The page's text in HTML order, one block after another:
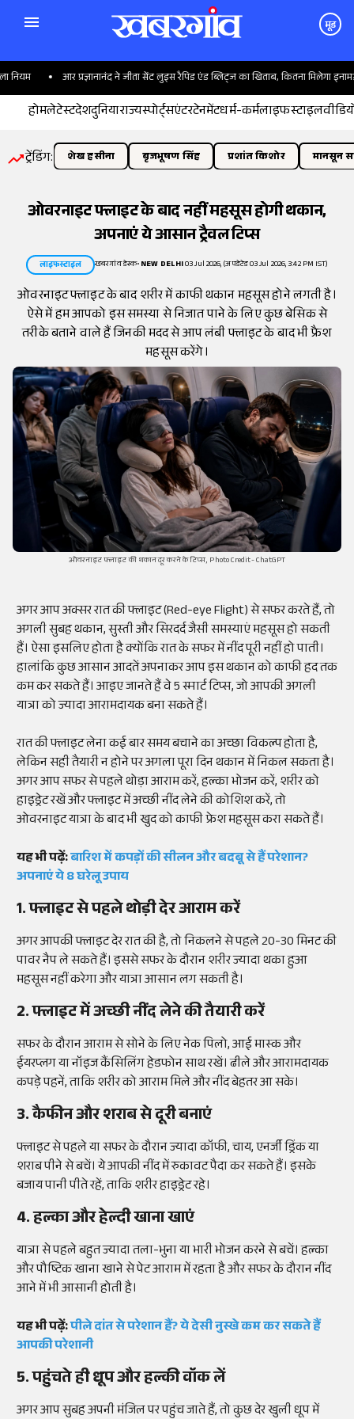
मूड
आर प्रज्ञानानंद ने जीता सेंट लुइस रैपिड एंड ब्लिट्ज का खिताब, कितना मिलेगा इनाम?
होमलेटेस्टदेशदुनियाराज्यस्पोर्ट्सएंटरटेनमेंटधर्म-कर्मलाइफस्टाइल
ट्रेंडिंग: शेख हसीना बृजभूषण सिंह प्रशांत किशोर मानसून
ओवरनाइट फ्लाइट के बाद नहीं महसूस होगी थकान,
अपनाएंं ये आसान ट्रैवल टिप्स
लाइफस्टाइल खबरगांव डेस्क•NEW DELHI03 Jul 2026, (अपडेटेड 03 Jul 2026, 3:42 PM IST)
ओवरनाइट फ्लाइट के बाद शरीर में काफी थकान महसूस होने लगती है।
ऐसे में हम आपको इस समस्या से निजात पाने के लिए कुछ बेसिक से
तरीके बताने वाले हैं जिनकी मदद से आप लंबी फ्लाइट के बाद भी फ्रैश
महसूस करेंगे।
ओवरनाइट फ्लाइट की थकान दूर करने के टिप्स, Photo Credit- ChatGPT
अगर आप अक्सर रात की फ्लाइट (Red-eye Flight) से सफर करते हैं, तो
अगली सुबह थकान, सुस्ती और सिरदर्द जैसी समस्याएं महसूस हो सकती
हैं। ऐसा इसलिए होता है क्योंकि रात के सफर में नींद पूरी नहीं हो पाती।
हालांकि कुछ आसान आदतें अपनाकर आप इस थकान को काफी हद तक
कम कर सकते हैं। आइए जानते हैं वे 5 स्मार्ट टिप्स, जो आपकी अगली
यात्रा को ज्यादा आरामदायक बना सकते हैं।
रात की फ्लाइट लेना कई बार समय बचाने का अच्छा विकल्प होता है,
लेकिन सही तैयारी न होने पर अगला पूरा दिन थकान में निकल सकता है।
अगर आप सफर से पहले थोड़ा आराम करें, हल्का भोजन करें, शरीर को
हाइड्रेट रखें और फ्लाइट में अच्छी नींद लेने की कोशिश करें, तो
ओवरनाइट यात्रा के बाद भी खुद को काफी फ्रेश महसूस करा सकते हैं।
यह भी पढ़ें:बारिश में कपड़ों की सीलन और बदबू से हैं परेशान?
अपनाएं ये 8 घरेलू उपाय
1. फ्लाइट से पहले थोड़ी देर आराम करें
अगर आपकी फ्लाइट देर रात की है, तो निकलने से पहले 20-30 मिनट की
पावर नैप ले सकते हैं। इससे सफर के दौरान शरीर ज्यादा थका हुआ
महसूस नहीं करेगा और यात्रा आसान लग सकती है।
2. फ्लाइट में अच्छी नींद लेने की तैयारी करें
सफर के दौरान आराम से सोने के लिए नेक पिलो, आई मास्क और
ईयरप्लग या नॉइज कैंसिलिंग हेडफोन साथ रखें। ढीले और आरामदायक
कपड़े पहनें, ताकि शरीर को आराम मिले और नींद बेहतर आ सके।
3. कैफीन और शराब से दूरी बनाएं
फ्लाइट से पहले या सफर के दौरान ज्यादा कॉफी, चाय, एनर्जी ड्रिंक या
शराब पीने से बचें। ये आपकी नींद में रुकावट पैदा कर सकते हैं। इसके
बजाय पानी पीते रहें, ताकि शरीर हाइड्रेट रहे।
4. हल्का और हेल्दी खाना खाएं
यात्रा से पहले बहुत ज्यादा तला-भुना या भारी भोजन करने से बचें। हल्का
और पौष्टिक खाना खाने से पेट आराम में रहता है और सफर के दौरान नींद
आने में भी आसानी होती है।
यह भी पढ़ें:पीले दांत से परेशान हैं? ये देसी नुस्खे कम कर सकते हैं
आपकी परेशानी
5. पहुंचते ही धूप और हल्की वॉक लें
अगर आप सुबह अपनी मंजिल पर पहुंच जाते हैं, तो कुछ देर खुली धूप में